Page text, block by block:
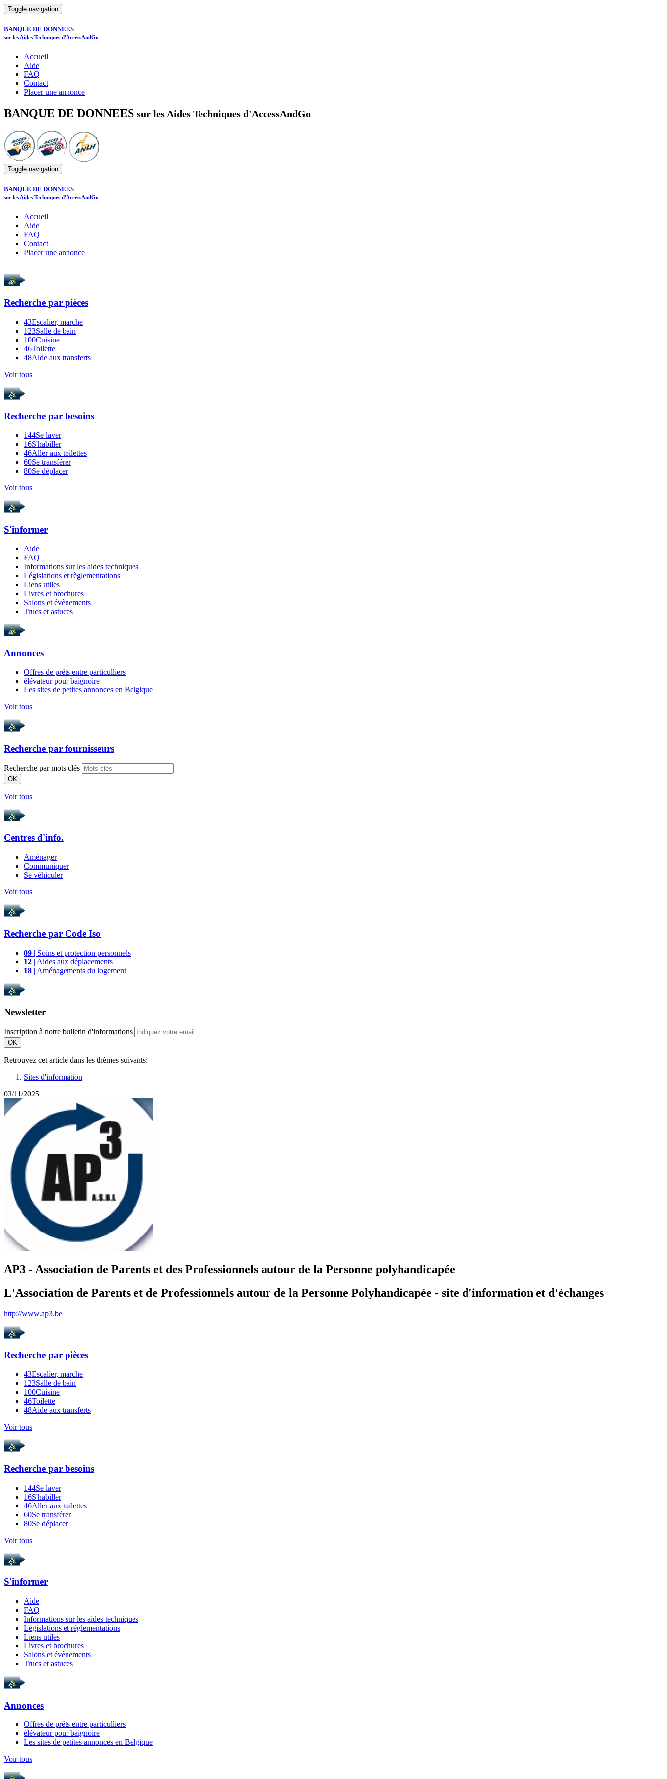
Toggle navigation
BANQUE DE DONNEES
sur les Aides Techniques d'AccessAndGo
Accueil
Aide
FAQ
Contact
Placer une annonce
BANQUE DE DONNEES sur les Aides Techniques d'AccessAndGo
Toggle navigation
BANQUE DE DONNEES
sur les Aides Techniques d'AccessAndGo
Accueil
Aide
FAQ
Contact
Placer une annonce
Recherche par pièces
43Escalier, marche
123Salle de bain
100Cuisine
46Toilette
48Aide aux transferts
Voir tous
Recherche par besoins
144Se laver
16S'habiller
46Aller aux toilettes
60Se transférer
80Se déplacer
Voir tous
S'informer
Aide
FAQ
Informations sur les aides techniques
Législations et règlementations
Liens utiles
Livres et brochures
Salons et évènements
Trucs et astuces
Annonces
Offres de prêts entre particulliers
élévateur pour baignoire
Les sites de petites annonces en Belgique
Voir tous
Recherche par fournisseurs
Recherche par mots clés
OK
Voir tous
Centres d'info.
Aménager
Communiquer
Se véhiculer
Voir tous
Recherche par Code Iso
09 | Soins et protection personnels
12 | Aides aux déplacements
18 | Aménagements du logement
Newsletter
Inscription à notre bulletin d'informations
OK
Retrouvez cet article dans les thèmes suivants:
Sites d'information
03/11/2025
AP3 - Association de Parents et des Professionnels autour de la Personne polyhandicapée
L'Association de Parents et de Professionnels autour de la Personne Polyhandicapée - site d'information et d'échanges
http://www.ap3.be
Recherche par pièces
43Escalier, marche
123Salle de bain
100Cuisine
46Toilette
48Aide aux transferts
Voir tous
Recherche par besoins
144Se laver
16S'habiller
46Aller aux toilettes
60Se transférer
80Se déplacer
Voir tous
S'informer
Aide
FAQ
Informations sur les aides techniques
Législations et règlementations
Liens utiles
Livres et brochures
Salons et évènements
Trucs et astuces
Annonces
Offres de prêts entre particulliers
élévateur pour baignoire
Les sites de petites annonces en Belgique
Voir tous